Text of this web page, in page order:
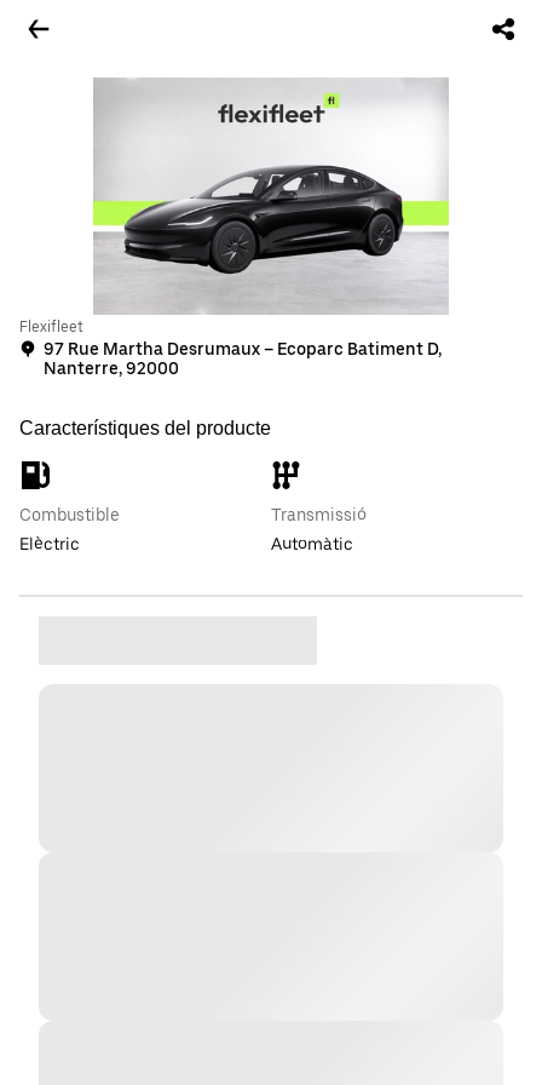
Flexifleet
97 Rue Martha Desrumaux – Ecoparc Batiment D,
Nanterre, 92000
Característiques del producte
Combustible
Elèctric
Transmissió
Automàtic